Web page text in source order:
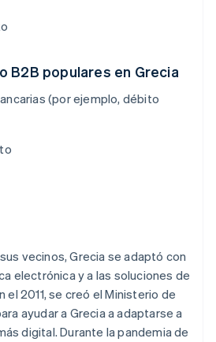
B2B populares en Grecia
(por ejemplo, débito
vecinos, Grecia se adaptó con
electrónica y a las soluciones de
el 2011, se creó el Ministerio de
ayudar a Grecia a adaptarse a
digital. Durante la pandemia de